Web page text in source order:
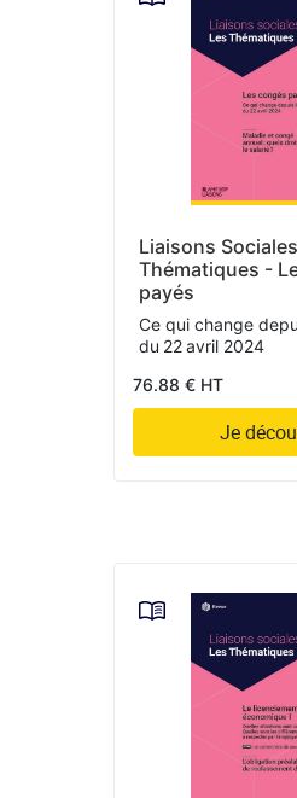
Liaisons
Thématiques -
payés
Ce qui change
du 22 avril 2024
76.88 € HT
Je